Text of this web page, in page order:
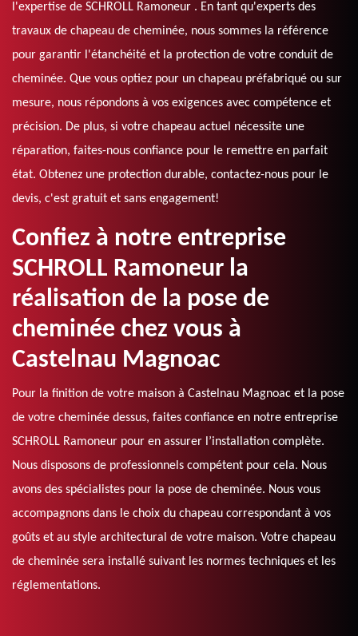
l'expertise de SCHROLL Ramoneur . En tant qu'experts des
travaux de chapeau de cheminée, nous sommes la référence
pour garantir l'étanchéité et la protection de votre conduit de
cheminée. Que vous optiez pour un chapeau préfabriqué ou sur
mesure, nous répondons à vos exigences avec compétence et
précision. De plus, si votre chapeau actuel nécessite une
réparation, faites-nous confiance pour le remettre en parfait
état. Obtenez une protection durable, contactez-nous pour le
devis, c'est gratuit et sans engagement!
Confiez à notre entreprise
SCHROLL Ramoneur la
réalisation de la pose de
cheminée chez vous à
Castelnau Magnoac
Pour la finition de votre maison à Castelnau Magnoac et la pose
de votre cheminée dessus, faites confiance en notre entreprise
SCHROLL Ramoneur pour en assurer l’installation complète.
Nous disposons de professionnels compétent pour cela. Nous
avons des spécialistes pour la pose de cheminée. Nous vous
accompagnons dans le choix du chapeau correspondant à vos
goûts et au style architectural de votre maison. Votre chapeau
de cheminée sera installé suivant les normes techniques et les
réglementations.